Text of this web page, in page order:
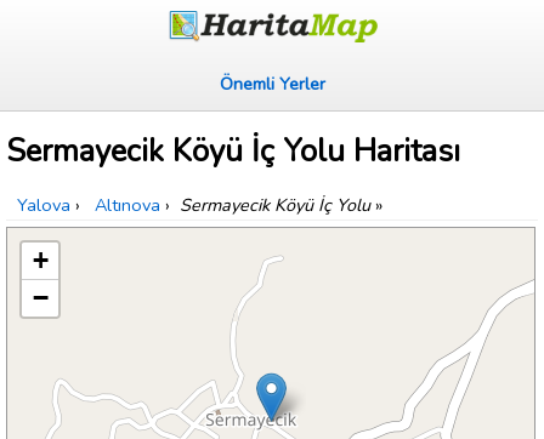
Önemli Yerler
Sermayecik Köyü İç Yolu Haritası
Yalova › Altınova › Sermayecik Köyü İç Yolu»
+
−